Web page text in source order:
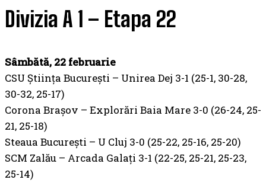
Divizia A 1 – Etapa 22
Sâmbătă, 22 februarie
CSU Știința București – Unirea Dej 3-1 (25-1, 30-28,
30-32, 25-17)
Corona Brașov – Explorări Baia Mare 3-0 (26-24, 25-
21, 25-18)
Steaua București – U Cluj 3-0 (25-22, 25-16, 25-20)
SCM Zalău – Arcada Galați 3-1 (22-25, 25-21, 25-23,
25-14)